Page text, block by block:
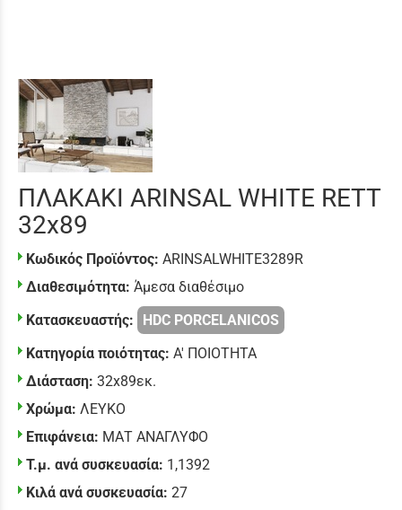
ΠΛΑΚΑΚΙ ARINSAL WHITE RETT
32x89
Κωδικός Προϊόντος: ARINSALWHITE3289R
Διαθεσιμότητα: Άμεσα διαθέσιμο
Κατασκευαστής:
HDC PORCELANICOS
Κατηγορία ποιότητας: Α' ΠΟΙΟΤΗΤΑ
Διάσταση: 32x89εκ.
Χρώμα: ΛΕΥΚΟ
Επιφάνεια: ΜΑΤ ΑΝΑΓΛΥΦΟ
Τ.μ. ανά συσκευασία: 1,1392
Κιλά ανά συσκευασία: 27